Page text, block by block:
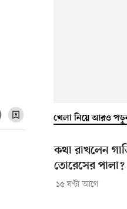
খেলা নিয়ে আরও
কথা রাখলেন
তোরেসের পালা?
১৫ ঘণ্টা আগে